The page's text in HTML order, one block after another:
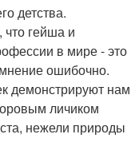
детства.
гейша и
в мире - это
ошибочно.
демонстрируют нам
личиком
нежели природы